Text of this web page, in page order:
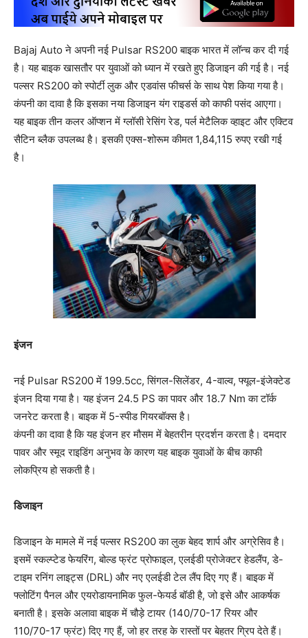
Bajaj Auto ने अपनी नई Pulsar RS200 बाइक भारत में लॉन्च कर दी गई
है। यह बाइक खासतौर पर युवाओं को ध्यान में रखते हुए डिजाइन की गई है। नई
पल्सर RS200 को स्पोर्टी लुक और एडवांस फीचर्स के साथ पेश किया गया है।
कंपनी का दावा है कि इसका नया डिजाइन यंग राइडर्स को काफी पसंद आएगा।
यह बाइक तीन कलर ऑप्शन में ग्लॉसी रेसिंग रेड, पर्ल मेटैलिक व्हाइट और एक्टिव
सैटिन ब्लैक उपलब्ध है। इसकी एक्स-शोरूम कीमत 1,84,115 रुपए रखी गई
है।
इंजन
नई Pulsar RS200 में 199.5cc, सिंगल-सिलेंडर, 4-वाल्व, फ्यूल-इंजेक्टेड
इंजन दिया गया है। यह इंजन 24.5 PS का पावर और 18.7 Nm का टॉर्क
जनरेट करता है। बाइक में 5-स्पीड गियरबॉक्स है।
कंपनी का दावा है कि यह इंजन हर मौसम में बेहतरीन प्रदर्शन करता है। दमदार
पावर और स्मूद राइडिंग अनुभव के कारण यह बाइक युवाओं के बीच काफी
लोकप्रिय हो सकती है।
डिजाइन
डिजाइन के मामले में नई पल्सर RS200 का लुक बेहद शार्प और अग्रेसिव है।
इसमें स्कल्प्टेड फेयरिंग, बोल्ड फ्रंट प्रोफाइल, एलईडी प्रोजेक्टर हेडलैंप, डे-
टाइम रनिंग लाइट्स (DRL) और नए एलईडी टेल लैंप दिए गए हैं। बाइक में
फ्लोटिंग पैनल और एयरोडायनामिक फुल-फेयर्ड बॉडी है, जो इसे और आकर्षक
बनाती है। इसके अलावा बाइक में चौड़े टायर (140/70-17 रियर और
110/70-17 फ्रंट) दिए गए हैं, जो हर तरह के रास्तों पर बेहतर ग्रिप देते हैं।